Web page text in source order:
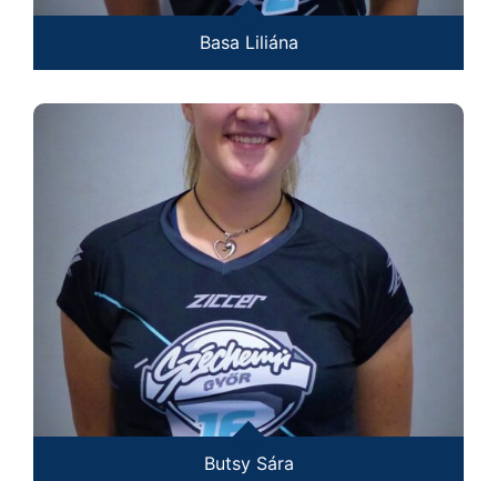
Basa Liliána
Butsy Sára